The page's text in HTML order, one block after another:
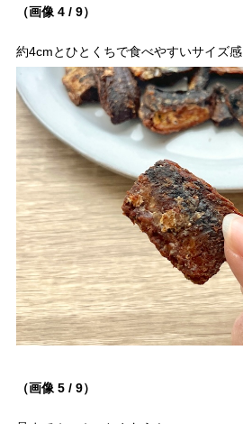
（画像 4 / 9）
約4cmとひとくちで食べやすいサイズ感
（画像 5 / 9）